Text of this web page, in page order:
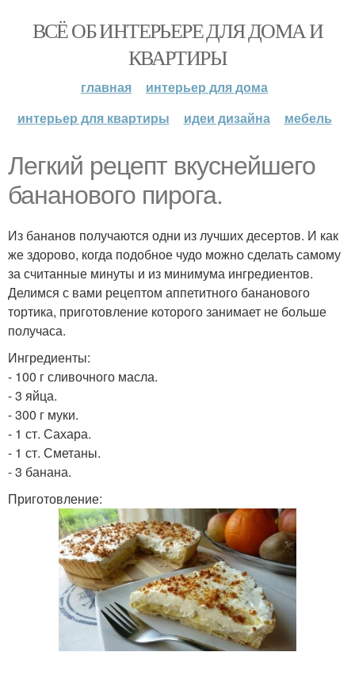
ВСЁ ОБ ИНТЕРЬЕРЕ ДЛЯ ДОМА И
КВАРТИРЫ
главная
интерьер для дома
интерьер для квартиры
идеи дизайна мебель
Легкий рецепт вкуснейшего
бананового пирога.
Из бананов получаются одни из лучших десертов. И как
же здорово, когда подобное чудо можно сделать самому
за считанные минуты и из минимума ингредиентов.
Делимся с вами рецептом аппетитного бананового
тортика, приготовление которого занимает не больше
получаса.
Ингредиенты:
- 100 г сливочного масла.
- 3 яйца.
- 300 г муки.
- 1 ст. Сахара.
- 1 ст. Сметаны.
- 3 банана.
Приготовление: